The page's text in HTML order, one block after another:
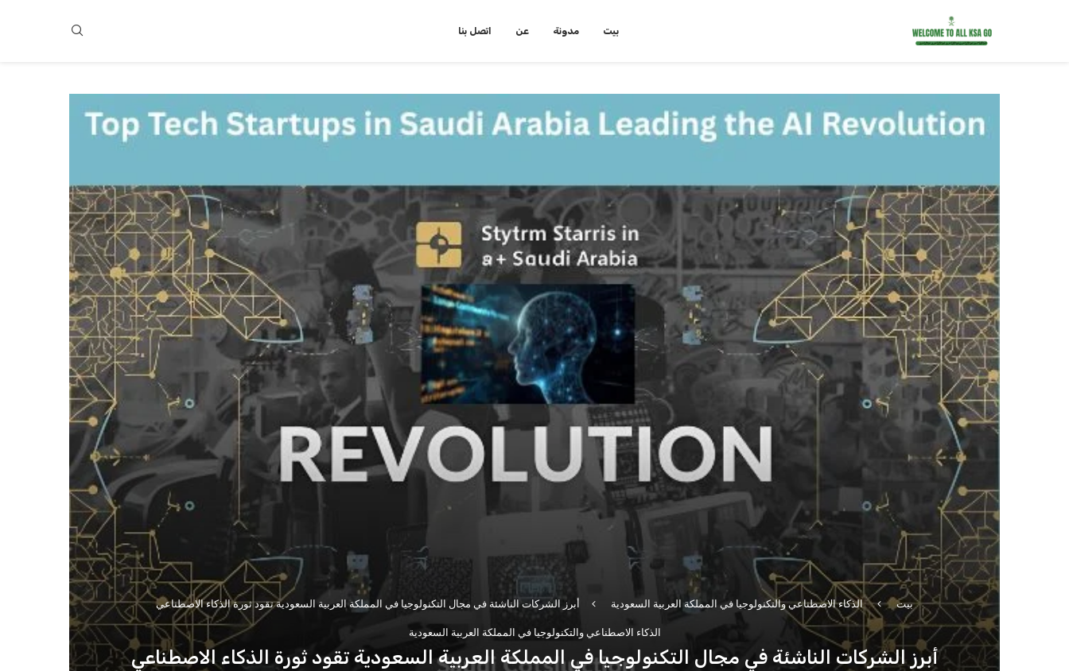
بيت مدونة عن اتصل بنا
بيت الذكاء الاصطناعي والتكنولوجيا في المملكة العربية السعودية أبرز الشركات الناشئة في مجال التكنولوجيا في المملكة العربية السعودية تقود ثورة الذكاء الاصطناعي
الذكاء الاصطناعي والتكنولوجيا في المملكة العربية السعودية
أبرز الشركات الناشئة في مجال التكنولوجيا في المملكة العربية السعودية تقود ثورة الذكاء الاصطناعي